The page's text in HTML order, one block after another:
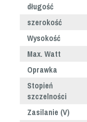
długość
szerokość
Wysokość
Max. Watt
Oprawka
Stopień
szczelności
Zasilanie (V)